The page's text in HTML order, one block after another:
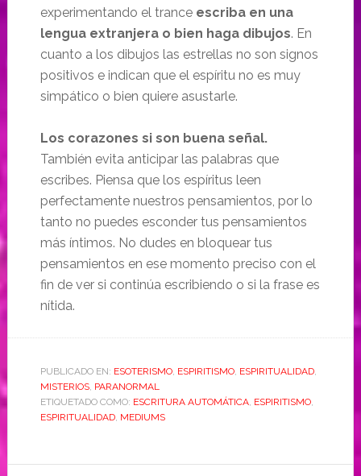
experimentando el tranceescriba en una
lengua extranjera o bien haga dibujos. En
cuanto a los dibujos las estrellas no son signos
positivos e indican que el espíritu no es muy
simpático o bien quiere asustarle.
Los corazones si son buena señal.
También evita anticipar las palabras que
escribes. Piensa que los espíritus leen
perfectamente nuestros pensamientos, por lo
tanto no puedes esconder tus pensamientos
más íntimos. No dudes en bloquear tus
pensamientos en ese momento preciso con el
fin de ver si continúa escribiendo o si la frase es
nítida.
PUBLICADO EN: ESOTERISMO, ESPIRITISMO, ESPIRITUALIDAD,
MISTERIOS, PARANORMAL
ETIQUETADO COMO: ESCRITURA AUTOMÁTICA, ESPIRITISMO,
ESPIRITUALIDAD, MEDIUMS